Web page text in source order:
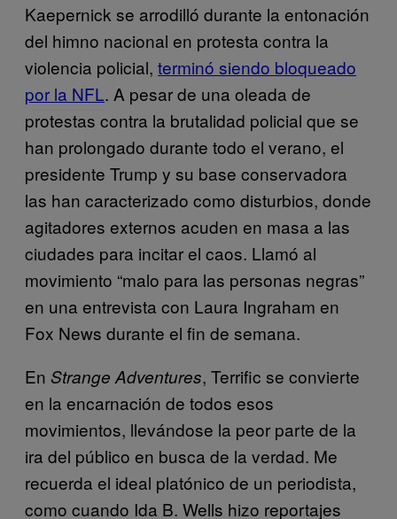
Kaepernick se arrodilló durante la entonación
del himno nacional en protesta contra la
violencia policial, terminó siendo bloqueado
por la NFL. A pesar de una oleada de
protestas contra la brutalidad policial que se
han prolongado durante todo el verano, el
presidente Trump y su base conservadora
las han caracterizado como disturbios, donde
agitadores externos acuden en masa a las
ciudades para incitar el caos. Llamó al
movimiento “malo para las personas negras”
en una entrevista con Laura Ingraham en
Fox News durante el fin de semana.
En Strange Adventures, Terrific se convierte
en la encarnación de todos esos
movimientos, llevándose la peor parte de la
ira del público en busca de la verdad. Me
recuerda el ideal platónico de un periodista,
como cuando Ida B. Wells hizo reportajes